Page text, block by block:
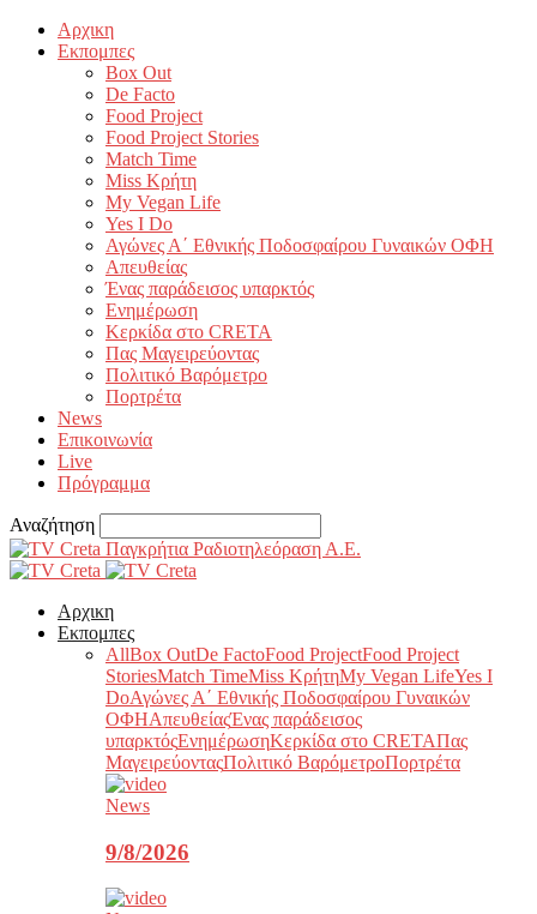
Αρχικη
Εκπομπες
Box Out
De Facto
Food Project
Food Project Stories
Match Time
Miss Κρήτη
My Vegan Life
Yes I Do
Αγώνες Α΄ Εθνικής Ποδοσφαίρου Γυναικών ΟΦΗ
Απευθείας
Ένας παράδεισος υπαρκτός
Ενημέρωση
Κερκίδα στο CRETA
Πας Μαγειρεύοντας
Πολιτικό Βαρόμετρο
Πορτρέτα
News
Επικοινωνία
Live
Πρόγραμμα
Αναζήτηση
Παγκρήτια Ραδιοτηλεόραση Α.Ε.
Αρχικη
Εκπομπες
AllBox OutDe FactoFood ProjectFood Project
StoriesMatch TimeMiss ΚρήτηMy Vegan LifeYes I
DoΑγώνες Α΄ Εθνικής Ποδοσφαίρου Γυναικών
ΟΦΗΑπευθείαςΈνας παράδεισος
υπαρκτόςΕνημέρωσηΚερκίδα στο CRETAΠας
ΜαγειρεύονταςΠολιτικό ΒαρόμετροΠορτρέτα
News
9/8/2026